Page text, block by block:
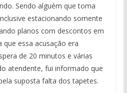
Sendo alguém que toma
estacionando somente
planos com descontos em
essa acusação era
de 20 minutos e várias
atendente, fui informado que
suposta falta dos tapetes.